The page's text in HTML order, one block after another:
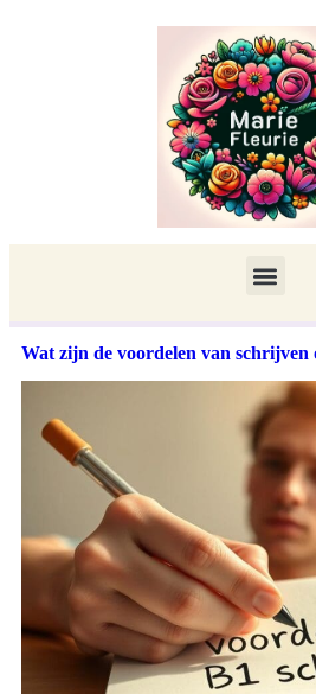
Wat zijn de voordelen van schrijven